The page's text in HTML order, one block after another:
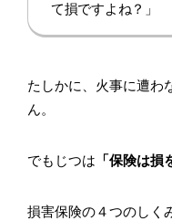
て損ですよね？」
たしかに、火事に遭わ
ん。
でもじつは 「保険は
損害保険の４つのしく